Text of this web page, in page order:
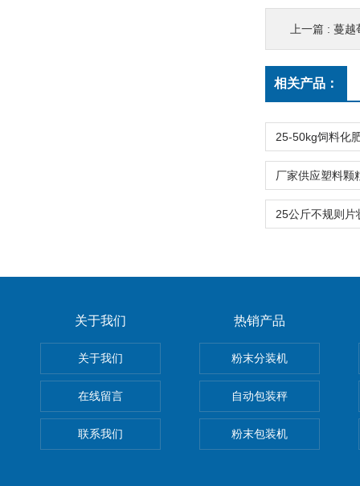
上一篇 : 蔓越
相关产品：
关于我们
关于我们
在线留言
联系我们
热销产品
粉末分装机
自动包装秤
粉末包装机